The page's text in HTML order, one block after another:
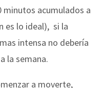
acumulados a
es lo ideal), si la
intensa no debería
la semana.
a moverte,